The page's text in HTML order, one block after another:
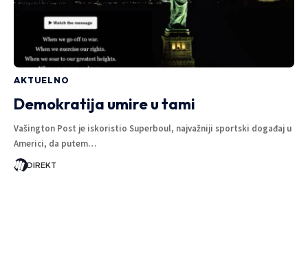
AKTUELNO
Demokratija umire u tami
Vašington Post je iskoristio Superboul, najvažniji sportski događaj u
Americi, da putem…
DIREKT